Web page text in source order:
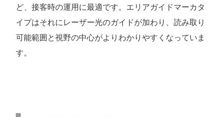
ど、接客時の運用に最適です。エリアガイドマーカタ
イプはそれにレーザー光のガイドが加わり、読み取り
可能範囲と視野の中心がよりわかりやすくなっていま
す。